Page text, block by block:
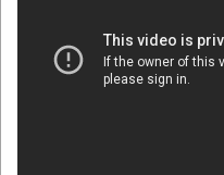
ドアノブの修理を
なった